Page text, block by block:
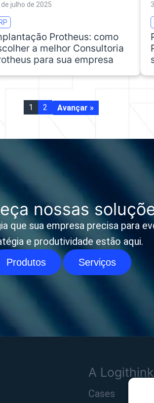
de julho de 2025
Protheus: como
a melhor Consultoria
para sua empresa
1 2 Avançar »
nossas
que sua empresa precisa para
e produtividade estão aqui.
Produtos Serviços
A Logithink
Cases